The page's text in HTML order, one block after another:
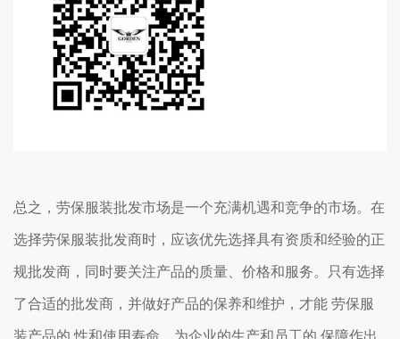
总之，劳保服装批发市场是一个充满机遇和竞争的市场。在
选择劳保服装批发商时，应该优先选择具有资质和经验的正
规批发商，同时要关注产品的质量、价格和服务。只有选择
了合适的批发商，并做好产品的保养和维护，才能 劳保服
装产品的 性和使用寿命，为企业的生产和员工的 保障作出